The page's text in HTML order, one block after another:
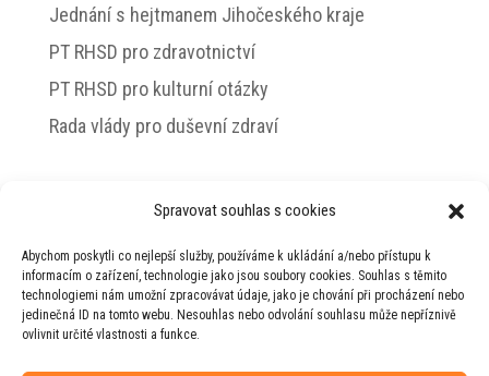
Spravovat souhlas s cookies
Abychom poskytli co nejlepší služby, používáme k ukládání a/nebo přístupu k
informacím o zařízení, technologie jako jsou soubory cookies. Souhlas s těmito
technologiemi nám umožní zpracovávat údaje, jako je chování při procházení nebo
jedinečná ID na tomto webu. Nesouhlas nebo odvolání souhlasu může nepříznivě
ovlivnit určité vlastnosti a funkce.
Jednání s hejtmanem Jihočeského kraje
PT RHSD pro zdravotnictví
PT RHSD pro kulturní otázky
Rada vlády pro duševní zdraví
Horeckého
Web vytvořila firmaRUDIve spolupráci s
agenturou